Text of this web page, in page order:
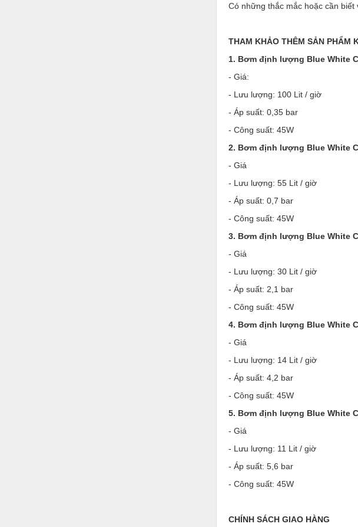
Có những thắc mắc hoặc cần
THAM KHẢO THÊM SẢN PHẨM
1. Bơm định lượng Blue White
- Giá:
- Lưu lượng: 100 Lit / giờ
- Áp suất: 0,35 bar
- Công suất: 45W
2. Bơm định lượng Blue White
- Giá
- Lưu lượng: 55 Lit / giờ
- Áp suất: 0,7 bar
- Công suất: 45W
3. Bơm định lượng Blue White
- Giá
- Lưu lượng: 30 Lit / giờ
- Áp suất: 2,1 bar
- Công suất: 45W
4. Bơm định lượng Blue White
- Giá
- Lưu lượng: 14 Lit / giờ
- Áp suất: 4,2 bar
- Công suất: 45W
5. Bơm định lượng Blue White
- Giá
- Lưu lượng: 11 Lit / giờ
- Áp suất: 5,6 bar
- Công suất: 45W
CHÍNH SÁCH GIAO HÀNG